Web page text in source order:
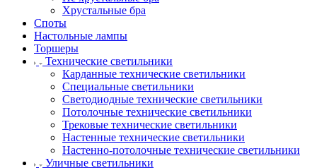
Хрустальные бра
Споты
Настольные лампы
Торшеры
Технические светильники
Карданные технические светильники
Специальные светильники
Светодиодные технические светильники
Потолочные технические светильники
Трековые технические светильники
Настенные технические светильники
Настенно-потолочные технические светильники
Уличные светильники